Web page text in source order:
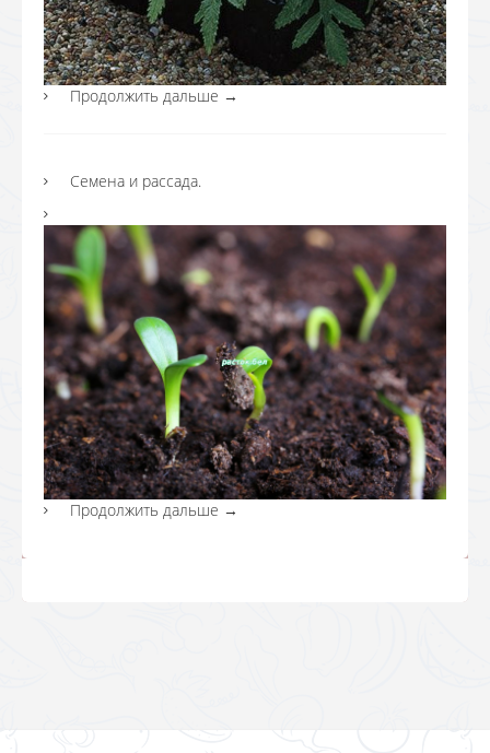
Продолжить дальше →
Семена и рассада.
Продолжить дальше →